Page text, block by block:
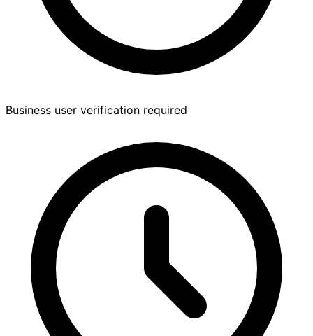
Business user verification required